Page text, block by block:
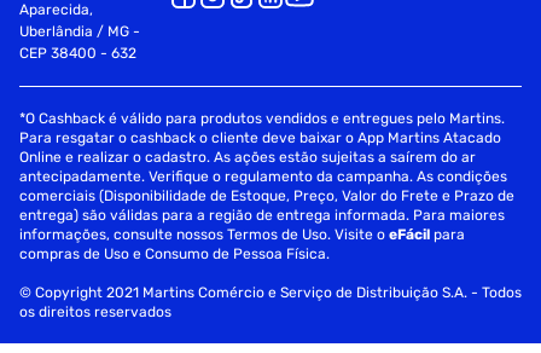
Aparecida,
Uberlândia / MG -
CEP 38400 - 632
*O Cashback é válido para produtos vendidos e entregues pelo Martins.
Para resgatar o cashback o cliente deve baixar o App Martins Atacado
Online e realizar o cadastro. As ações estão sujeitas a saírem do ar
antecipadamente. Verifique o regulamento da campanha. As condições
comerciais (Disponibilidade de Estoque, Preço, Valor do Frete e Prazo de
entrega) são válidas para a região de entrega informada. Para maiores
informações, consulte nossos Termos de Uso. Visite oeFácil para
compras de Uso e Consumo de Pessoa Física.
© Copyright 2021 Martins Comércio e Serviço de Distribuição S.A. - Todos
os direitos reservados